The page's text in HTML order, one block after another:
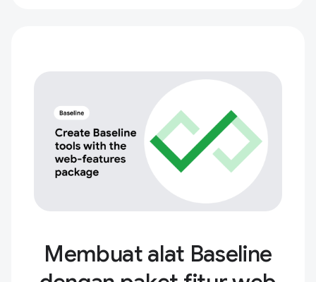
Membuat alat Baseline